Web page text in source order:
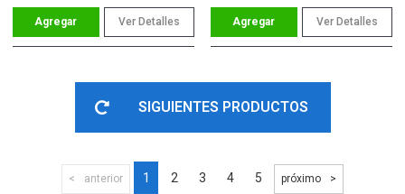
Ver Detalles Ver Detalles
SIGUIENTES PRODUCTOS
anterior 1 2 3 4 5 próximo